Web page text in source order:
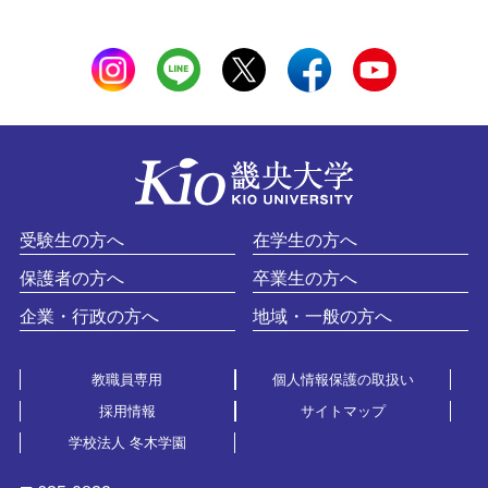
受験生の方へ 在学生の方へ
保護者の方へ 卒業生の方へ
企業・行政の方へ 地域・一般の方へ
教職員専用
個人情報保護の取扱い
採用情報
サイトマップ
学校法人 冬木学園